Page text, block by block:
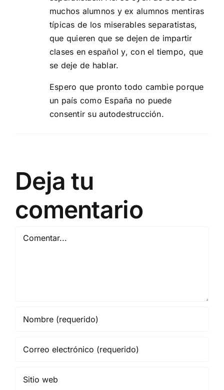
muchos alumnos y ex alumnos mentiras
típicas de los miserables separatistas,
que quieren que se dejen de impartir
clases en español y, con el tiempo, que
se deje de hablar.
Espero que pronto todo cambie porque
un país como España no puede
consentir su autodestrucción.
Deja tu
comentario
Comentar